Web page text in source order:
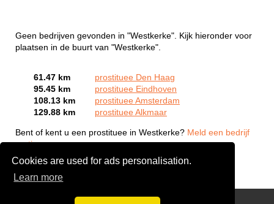
Cookies are used for ads personalisation.
Learn more
Geen bedrijven gevonden in "Westkerke". Kijk hieronder voor
plaatsen in de buurt van "Westkerke".
61.47 km
prostituee Den Haag
95.45 km
prostituee Eindhoven
108.13 km
prostituee Amsterdam
129.88 km
prostituee Alkmaar
Bent of kent u een prostituee in Westkerke? Meld een bedrijf
gratis aan